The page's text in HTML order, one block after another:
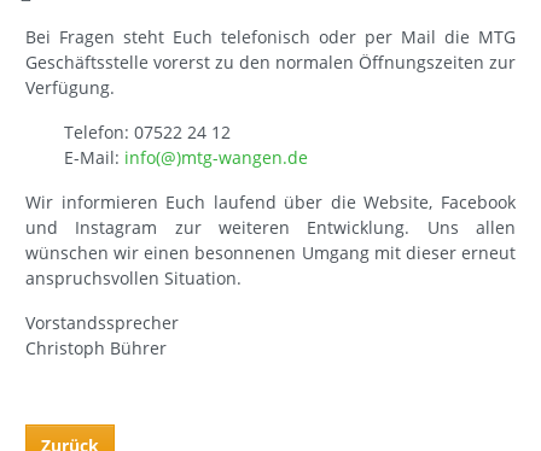
Bei Fragen steht Euch telefonisch oder per Mail die MTG
Geschäftsstelle vorerst zu den normalen Öffnungszeiten zur
Verfügung.
Telefon: 07522 24 12
E-Mail: info(@)mtg-wangen.de
Wir informieren Euch laufend über die Website, Facebook
und Instagram zur weiteren Entwicklung. Uns allen
wünschen wir einen besonnenen Umgang mit dieser erneut
anspruchsvollen Situation.
Vorstandssprecher
Christoph Bührer
Zurück